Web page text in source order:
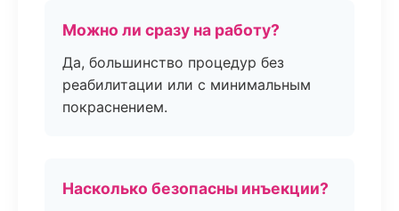
Можно ли сразу на работу?
Да, большинство процедур без
реабилитации или с минимальным
покраснением.
Насколько безопасны инъекции?